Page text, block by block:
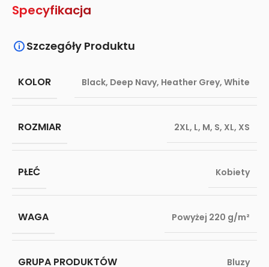
Specyfikacja
Szczegóły Produktu
KOLOR Black, Deep Navy, Heather Grey, White
ROZMIAR 2XL, L, M, S, XL, XS
PŁEĆ Kobiety
WAGA Powyżej 220 g/m²
GRUPA PRODUKTÓW Bluzy